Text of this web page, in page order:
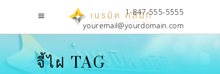
1-847-555-5555
youremail@yourdomain.com
จี้ไฝ TAG